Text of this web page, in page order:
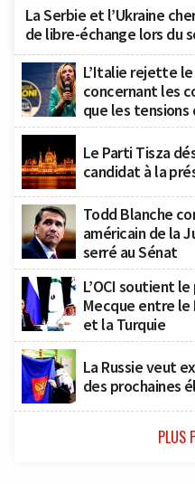
La Serbie et l’Ukraine
de libre-échange lors du
L’Italie rejette le
concernant les
que les
Le Parti Tisza
candidat à la
Todd Blanche
américain de la
serré au Sénat
L’OCI soutient
Mecque entre le
et la Turquie
La Russie veut
des prochaines
PLUS